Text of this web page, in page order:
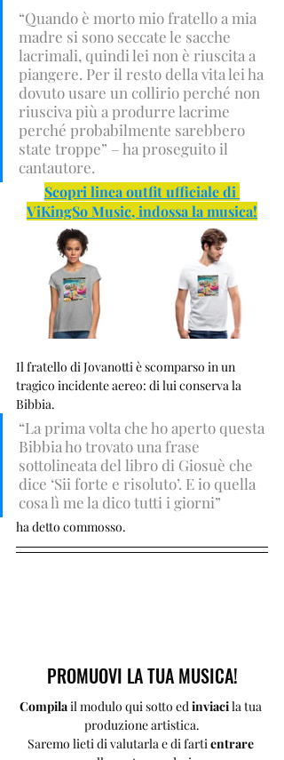
“Quando è morto mio fratello a mia
madre si sono seccate le sacche
lacrimali, quindi lei non è riuscita a
piangere. Per il resto della vita lei ha
dovuto usare un collirio perché non
riusciva più a produrre lacrime
perché probabilmente sarebbero
state troppe” – ha proseguito il
cantautore.
Scopri linea outfit ufficiale di
ViKingSo Music, indossa la musica!
Il fratello di Jovanotti è scomparso in un
tragico incidente aereo: di lui conserva la
Bibbia.
“La prima volta che ho aperto questa
Bibbia ho trovato una frase
sottolineata del libro di Giosuè che
dice ‘Sii forte e risoluto’. E io quella
cosa lì me la dico tutti i giorni”
ha detto commosso.
PROMUOVI LA TUA MUSICA!
Compila il modulo qui sotto ed inviaci la tua
produzione artistica.
Saremo lieti di valutarla e di farti entrare